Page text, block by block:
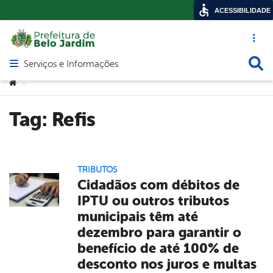
Acesso
Abrir menu principal de navegação
Serviços e Informações
Você está aqui:
>
Tag: Refis
TRIBUTOS
Cidadãos com débitos de
IPTU ou outros tributos
municipais têm até
dezembro para garantir o
benefício de até 100% de
desconto nos juros e multas
ACESSIBILIDADE